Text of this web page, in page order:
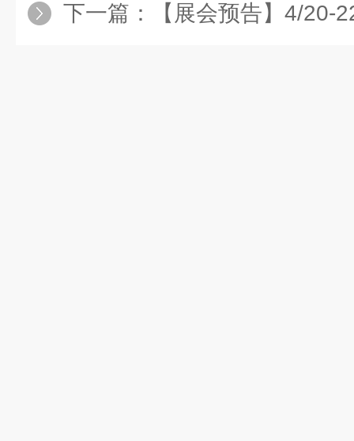
下一篇： 【展会预告】4/20-22 中国环